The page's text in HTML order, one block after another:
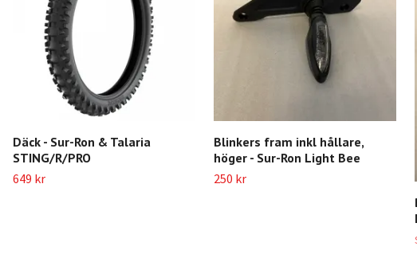
Däck - Sur-Ron & Talaria
STING/R/PRO
649 kr
Blinkers fram inkl hållare,
höger - Sur-Ron Light Bee
250 kr